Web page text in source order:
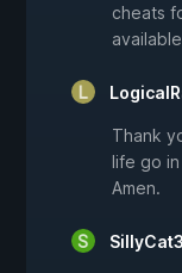
cheats
Thank
life go
Amen.